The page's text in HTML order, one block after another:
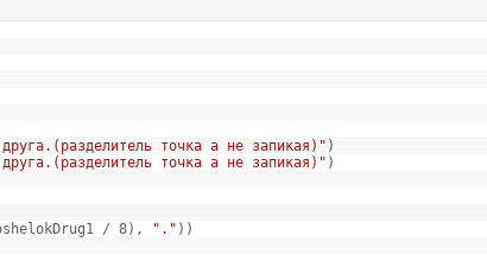
точка а не запикая)" )
точка а не запикая)" )
/ 8), "." ))